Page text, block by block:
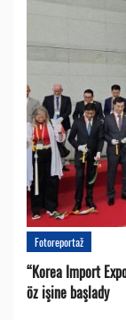
Fotoreportaž
“Korea Import
öz işine başlady